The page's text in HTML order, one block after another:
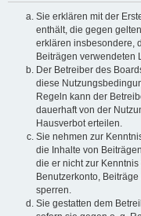
Sie erklären mit der
enthält, die gegen
erklären insbesondere,
Beiträgen verwendeten
Der Betreiber des
diese
Regeln kann der
dauerhaft von der
Hausverbot erteilen.
Sie nehmen zur
die Inhalte von
die er nicht zur
Benutzerkonto,
sperren.
Sie gestatten dem